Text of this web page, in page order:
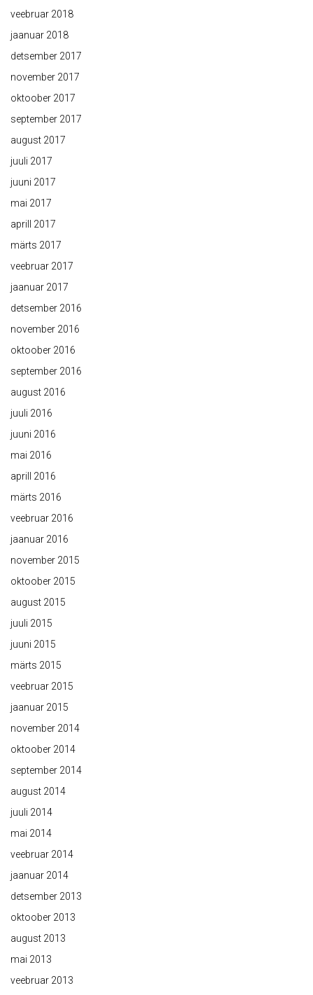
veebruar 2018
jaanuar 2018
detsember 2017
november 2017
oktoober 2017
september 2017
august 2017
juuli 2017
juuni 2017
mai 2017
aprill 2017
märts 2017
veebruar 2017
jaanuar 2017
detsember 2016
november 2016
oktoober 2016
september 2016
august 2016
juuli 2016
juuni 2016
mai 2016
aprill 2016
märts 2016
veebruar 2016
jaanuar 2016
november 2015
oktoober 2015
august 2015
juuli 2015
juuni 2015
märts 2015
veebruar 2015
jaanuar 2015
november 2014
oktoober 2014
september 2014
august 2014
juuli 2014
mai 2014
veebruar 2014
jaanuar 2014
detsember 2013
oktoober 2013
august 2013
mai 2013
veebruar 2013